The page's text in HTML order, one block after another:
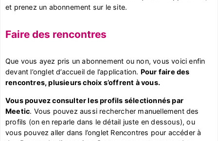
et prenez un abonnement sur le site.
Faire des rencontres
Que vous ayez pris un abonnement ou non, vous voici enfin
devant l’onglet d’accueil de l’application. Pour faire des
rencontres, plusieurs choix s’offrent à vous.
Vous pouvez consulter les profils sélectionnés par
Meetic. Vous pouvez aussi rechercher manuellement des
profils (on en reparle dans le détail juste en dessous), ou
vous pouvez aller dans l’onglet Rencontres pour accéder à